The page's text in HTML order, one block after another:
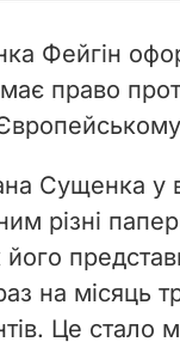
i
d
e
o
Фейгін
право
Сущенка у
різні
його
на місяць
Це стало